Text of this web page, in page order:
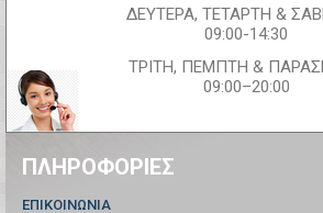
ΔΕΥΤΕΡΑ, ΤΕΤΑΡΤΗ &
09:00-14:30
ΤΡΙΤΗ, ΠΕΜΠΤΗ &
09:00–20:00
ΠΛΗΡΟΦΟΡΊΕΣ
ΕΠΙΚΟΙΝΩΝΊΑ